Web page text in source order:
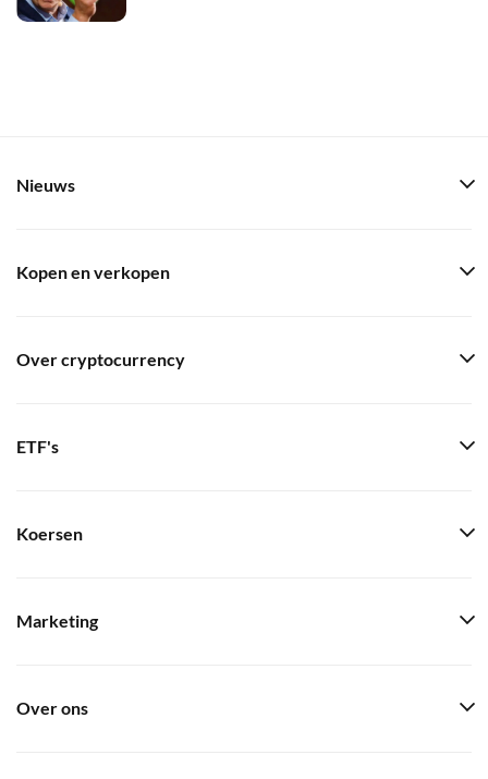
Nieuws
Kopen en verkopen
Over cryptocurrency
ETF's
Koersen
Marketing
Over ons